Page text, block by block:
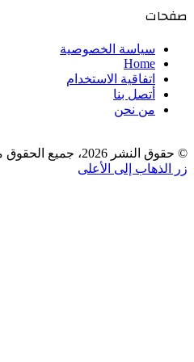
صفحات
سياسة الخصوصية
Home
اتفاقية الاستخدام
أتصل بنا
من نحن
© حقوق النشر 2026، جميع الحقوق محفوظة لـ Zatsh
زر الذهاب إلى الأعلى